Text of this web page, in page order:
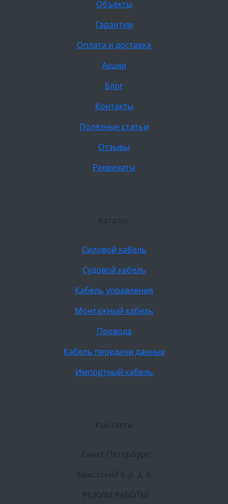
Объекты
Гарантии
Оплата и доставка
Акции
Блог
Контакты
Полезные статьи
Отзывы
Реквизиты
Каталог
Силовой кабель
Судовой кабель
Кабель управления
Монтажный кабель
Провода
Кабель передачи данных
Импортный кабель
Контакты
Санкт-Петербург:
Брестский б-р, д. 8
РЕЖИМ РАБОТЫ: